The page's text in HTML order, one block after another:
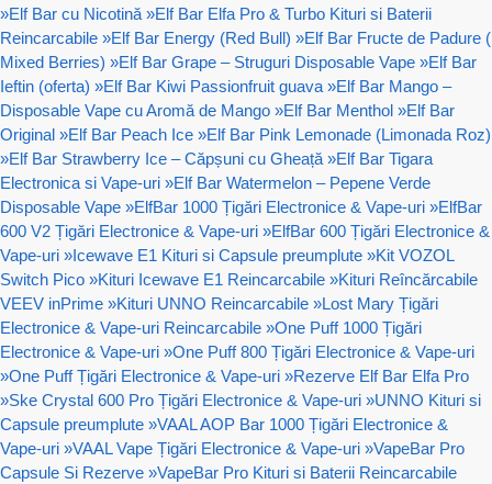
»Elf Bar cu Nicotină »Elf Bar Elfa Pro & Turbo Kituri si Baterii
Reincarcabile »Elf Bar Energy (Red Bull) »Elf Bar Fructe de Padure (
Mixed Berries) »Elf Bar Grape – Struguri Disposable Vape »Elf Bar
Ieftin (oferta) »Elf Bar Kiwi Passionfruit guava »Elf Bar Mango –
Disposable Vape cu Aromă de Mango »Elf Bar Menthol »Elf Bar
Original »Elf Bar Peach Ice »Elf Bar Pink Lemonade (Limonada Roz)
»Elf Bar Strawberry Ice – Căpșuni cu Gheață »Elf Bar Tigara
Electronica si Vape-uri »Elf Bar Watermelon – Pepene Verde
Disposable Vape »ElfBar 1000 Țigări Electronice & Vape-uri »ElfBar
600 V2 Țigări Electronice & Vape-uri »ElfBar 600 Țigări Electronice &
Vape-uri »Icewave E1 Kituri si Capsule preumplute »Kit VOZOL
Switch Pico »Kituri Icewave E1 Reincarcabile »Kituri Reîncărcabile
VEEV inPrime »Kituri UNNO Reincarcabile »Lost Mary Țigări
Electronice & Vape-uri Reincarcabile »One Puff 1000 Țigări
Electronice & Vape-uri »One Puff 800 Țigări Electronice & Vape-uri
»One Puff Țigări Electronice & Vape-uri »Rezerve Elf Bar Elfa Pro
»Ske Crystal 600 Pro Țigări Electronice & Vape-uri »UNNO Kituri si
Capsule preumplute »VAAL AOP Bar 1000 Țigări Electronice &
Vape-uri »VAAL Vape Țigări Electronice & Vape-uri »VapeBar Pro
Capsule Si Rezerve »VapeBar Pro Kituri si Baterii Reincarcabile